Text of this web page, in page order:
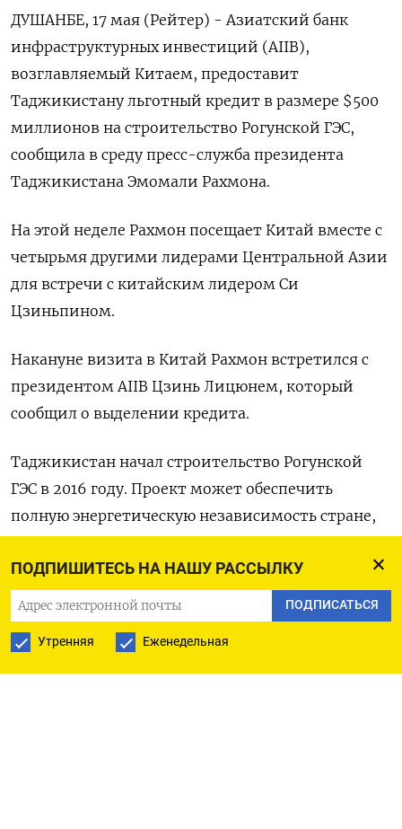
ПОДПИШИТЕСЬ НА НАШУ РАССЫЛКУ
ПОДПИСАТЬСЯ
Утренняя Еженедельная
ДУШАНБЕ, 17 мая (Рейтер) - Азиатский банк
инфраструктурных инвестиций (AIIB),
возглавляемый Китаем, предоставит
Таджикистану льготный кредит в размере $500
миллионов на строительство Рогунской ГЭС,
сообщила в среду пресс-служба президента
Таджикистана Эмомали Рахмона.
На этой неделе Рахмон посещает Китай вместе с
четырьмя другими лидерами Центральной Азии
для встречи с китайским лидером Си
Цзиньпином.
Накануне визита в Китай Рахмон встретился с
президентом AIIB Цзинь Лицюнем, который
сообщил о выделении кредита.
Таджикистан начал строительство Рогунской
ГЭС в 2016 году. Проект может обеспечить
полную энергетическую независимость стране,
Компания уже запустила две из шести
запланированных турбин, но, по оценкам
властей Таджикистана, для завершения проекта
потребуется еще $5 миллиардов.